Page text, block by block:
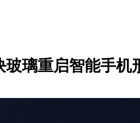
玻璃重启智能手机